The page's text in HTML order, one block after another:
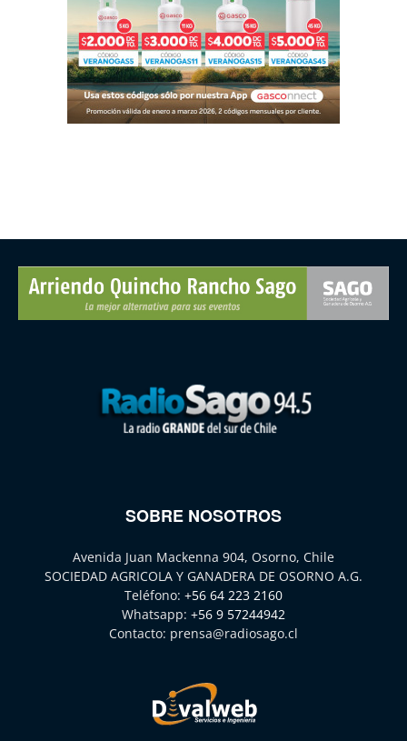
SOBRE NOSOTROS
Avenida Juan Mackenna 904, Osorno, Chile
SOCIEDAD AGRICOLA Y GANADERA DE OSORNO A.G.
Teléfono: +56 64 223 2160
Whatsapp: +56 9 57244942
Contacto: prensa@radiosago.cl